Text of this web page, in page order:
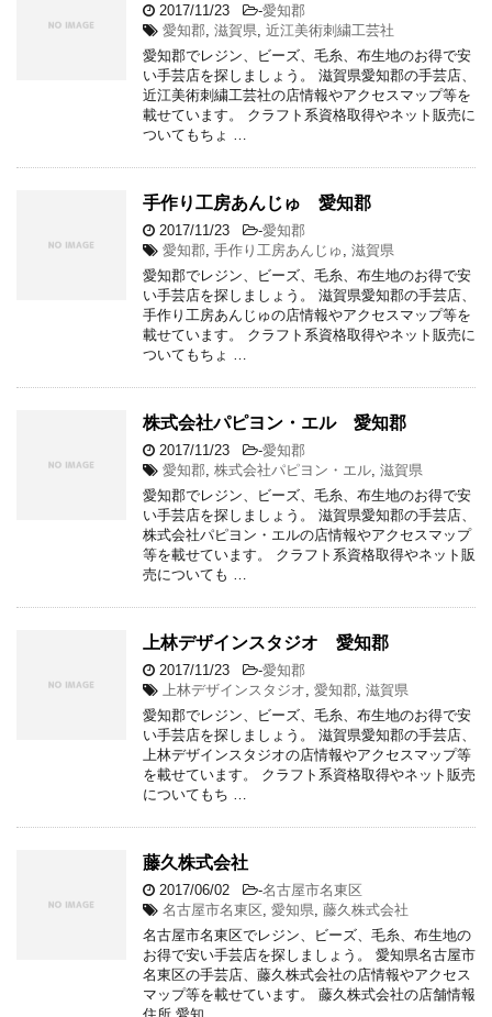
2017/11/23 -愛知郡
愛知郡 滋賀県 近江美術刺繍工芸社
愛知郡でレジン、ビーズ、毛糸、布生地のお得で安
い手芸店を探しましょう。 滋賀県愛知郡の手芸店、
近江美術刺繍工芸社の店情報やアクセスマップ等を
載せています。 クラフト系資格取得やネット販売に
ついてもちょ …
手作り工房あんじゅ 愛知郡
2017/11/23 -愛知郡
愛知郡 手作り工房あんじゅ
滋賀県
愛知郡でレジン、ビーズ、毛糸、布生地のお得で安
い手芸店を探しましょう。 滋賀県愛知郡の手芸店、
手作り工房あんじゅの店情報やアクセスマップ等を
載せています。 クラフト系資格取得やネット販売に
ついてもちょ …
株式会社パピヨン・エル 愛知郡
2017/11/23 -愛知郡
愛知郡 株式会社パピヨン・エル 滋賀県
愛知郡でレジン、ビーズ、毛糸、布生地のお得で安
い手芸店を探しましょう。 滋賀県愛知郡の手芸店、
株式会社パピヨン・エルの店情報やアクセスマップ
等を載せています。 クラフト系資格取得やネット販
売についても …
上林デザインスタジオ 愛知郡
2017/11/23 -愛知郡
上林デザインスタジオ 愛知郡 滋賀県
愛知郡でレジン、ビーズ、毛糸、布生地のお得で安
い手芸店を探しましょう。 滋賀県愛知郡の手芸店、
上林デザインスタジオの店情報やアクセスマップ等
を載せています。 クラフト系資格取得やネット販売
についてもち …
藤久株式会社
2017/06/02 -名古屋市名東区
名古屋市名東区 愛知県 藤久株式会社
名古屋市名東区でレジン、ビーズ、毛糸、布生地の
お得で安い手芸店を探しましょう。 愛知県名古屋市
名東区の手芸店、藤久株式会社の店情報やアクセス
マップ等を載せています。 藤久株式会社の店舗情報